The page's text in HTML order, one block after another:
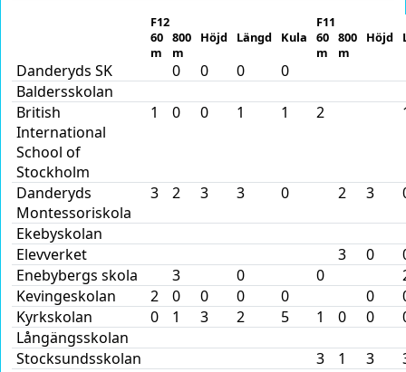
F12
F11
60
m
800
m
Höjd Längd Kula
60
m
800
m
Höjd
Danderyds SK 0 0 0
0
Baldersskolan
British
International
School of
Stockholm
1 0 0 1 1 2
Danderyds
Montessoriskola
3 2 3 3 0 2 3
Ekebyskolan
Elevverket
3 0
Enebybergs skola
3 0 0
Kevingeskolan
2 0 0 0 0 0
Kyrkskolan
0 1 3 2 5 1 0 0
Långängsskolan
Stocksundsskolan
3 1 3